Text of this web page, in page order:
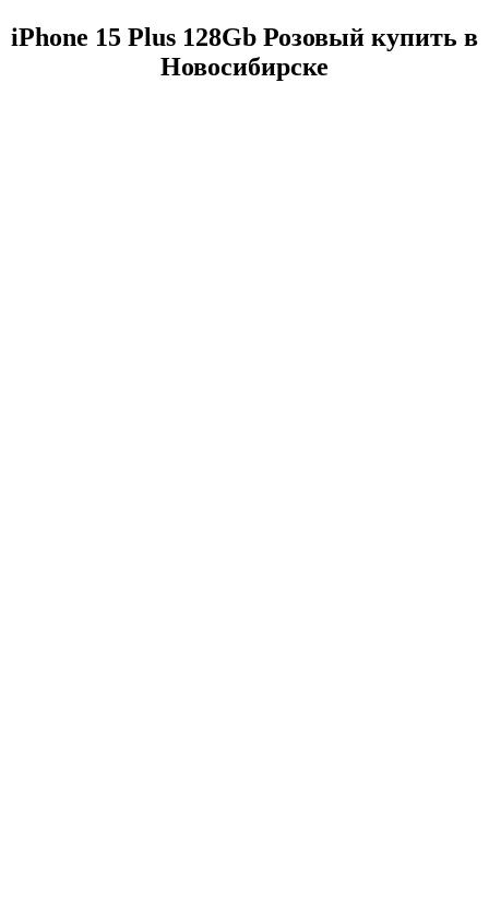
iPhone 15 Plus 128Gb Розовый купить в
Новосибирске